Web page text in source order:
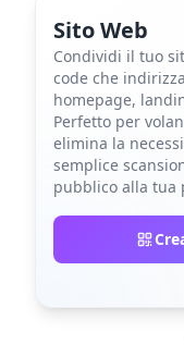
Sito Web
Condividi il tuo
code che
homepage,
Perfetto per
elimina la
semplice
pubblico alla tua